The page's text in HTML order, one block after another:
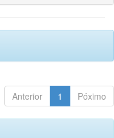
Anterior 1 Póximo